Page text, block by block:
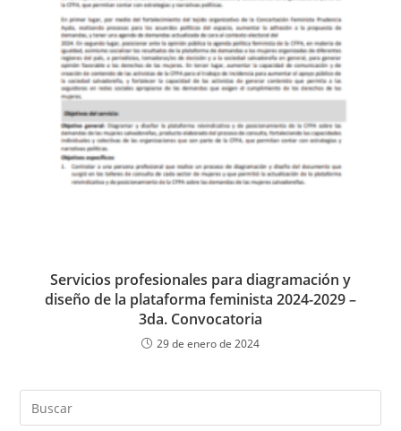
Servicios profesionales para diagramación y
diseño de la plataforma feminista 2024-2029 –
3da. Convocatoria
29 de enero de 2024